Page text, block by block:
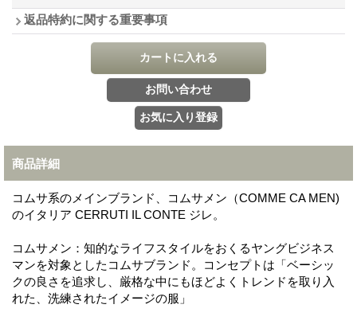
返品特約に関する重要事項
商品詳細
コムサ系のメインブランド、コムサメン（COMME CA MEN)
のイタリア CERRUTI IL CONTE ジレ。
コムサメン：知的なライフスタイルをおくるヤングビジネス
マンを対象としたコムサブランド。コンセプトは「ベーシッ
クの良さを追求し、厳格な中にもほどよくトレンドを取り入
れた、洗練されたイメージの服」